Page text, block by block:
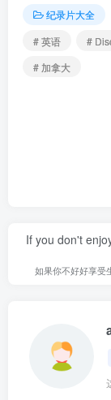
纪录片大全
# 英语
#
# 加拿大
If you don't
如果你不好好享受